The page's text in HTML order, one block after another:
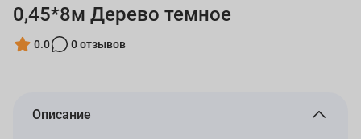
0,45*8м Дерево темное
0.0 0 отзывов
Описание